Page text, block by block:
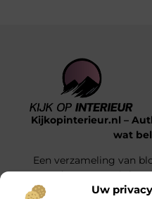
Uw
Kijkopinterieur.nl –
wat
Een verzameling van
onderwerpen uit het